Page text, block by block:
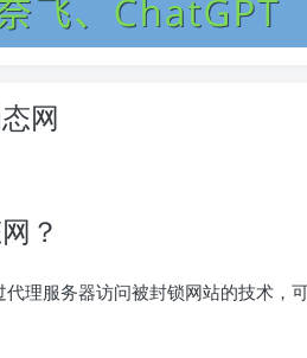
网
？
理服务器访问被封锁网站的技术，